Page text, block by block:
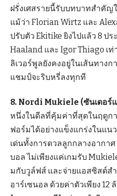
ฝรั่งเศสรายนี้รับบทบาทสำคัญ
แม้ว่า Florian Wirtz และ
ปรับตัว Ekitike ยิงไปแล้ว 8 ปร
Haaland และ Igor Thiago เ
ลิเวอร์พูลยังคงอยู่ในเส้นทาง
แชมป์จะริบหรี่ลงทุกที
8. Nordi Mukiele (ซันเดอร์
หนึ่งในดีลที่คุ้มค่าที่สุดในฤดูก
ฟอร์มได้อย่างแข็งแกร่งในแน
เด่นทั้งการดวลลูกกลางอากา
บอล ไม่เพียงแค่เกมรับ
มกับวูล์ฟส์ และจ่ายแอสซิสต์ส
อาร์เซนอล ด้วยค่าตัวเพียง